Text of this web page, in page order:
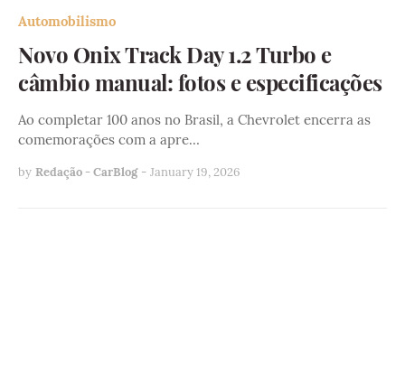
Automobilismo
Novo Onix Track Day 1.2 Turbo e
câmbio manual: fotos e especificações
Ao completar 100 anos no Brasil, a Chevrolet encerra as
comemorações com a apre…
by Redação - CarBlog - January 19, 2026